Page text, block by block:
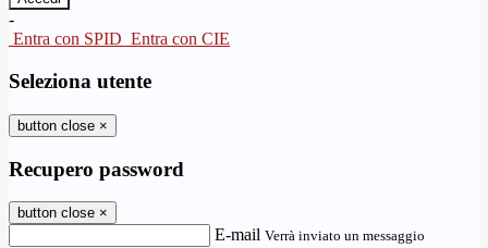
-
Entra con SPID Entra con CIE
Seleziona utente
button close ×
Recupero password
button close ×
E-mail Verrà inviato un messaggio